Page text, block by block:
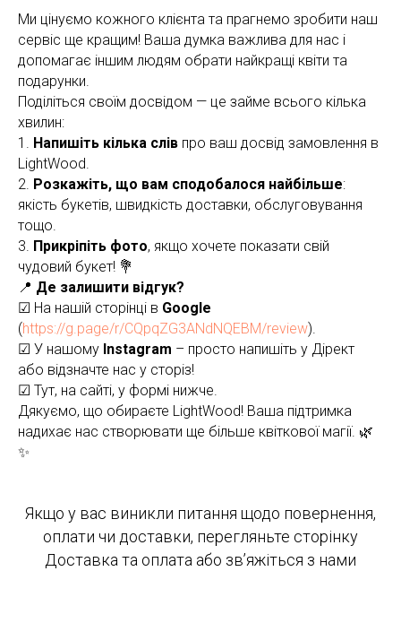
Ми цінуємо кожного клієнта та прагнемо зробити наш
сервіс ще кращим! Ваша думка важлива для нас і
допомагає іншим людям обрати найкращі квіти та
подарунки.
Поділіться своїм досвідом — це займе всього кілька
хвилин:
1. Напишіть кілька слів про ваш досвід замовлення в
LightWood.
2. Розкажіть, що вам сподобалося найбільше:
якість букетів, швидкість доставки, обслуговування
тощо.
3. Прикріпіть фото, якщо хочете показати свій
чудовий букет! 💐
📍 Де залишити відгук?
☑ На нашій сторінці в Google
(https://g.page/r/CQpqZG3ANdNQEBM/review).
☑ У нашому Instagram – просто напишіть у Дірект
або відзначте нас у сторіз!
☑ Тут, на сайті, у формі нижче.
Дякуємо, що обираєте LightWood! Ваша підтримка
надихає нас створювати ще більше квіткової магії. 🌿
✨
Якщо у вас виникли питання щодо повернення,
оплати чи доставки, перегляньте сторінку
Доставка та оплата або зв’яжіться з нами